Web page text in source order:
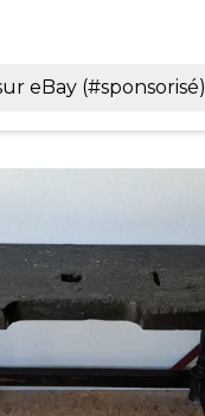
eBay (#sponsorisé)